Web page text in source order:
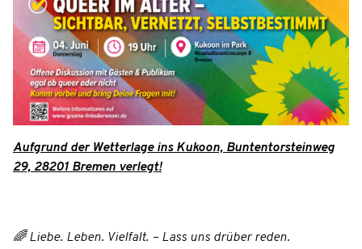
Aufgrund der Wetterlage ins Kukoon, Buntentorsteinweg
29, 28201 Bremen verlegt!
🌈 Liebe. Leben. Vielfalt. – Lass uns drüber reden.